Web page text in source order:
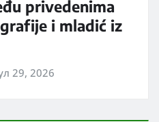
privedenima
i mladić iz
29, 2026